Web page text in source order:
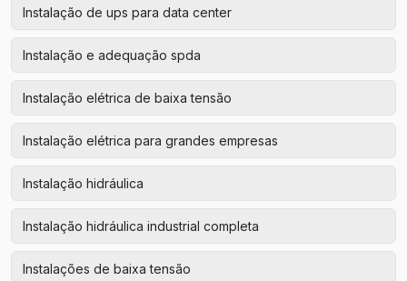
Instalação de ups para data center
Instalação e adequação spda
Instalação elétrica de baixa tensão
Instalação elétrica para grandes empresas
Instalação hidráulica
Instalação hidráulica industrial completa
Instalações de baixa tensão